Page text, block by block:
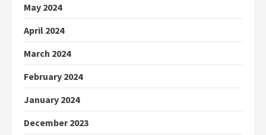
May 2024
April 2024
March 2024
February 2024
January 2024
December 2023